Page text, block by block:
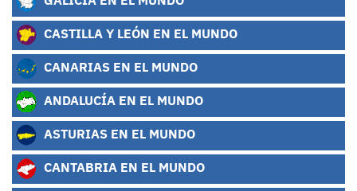
CASTILLA Y LEÓN EN EL MUNDO
CANARIAS EN EL MUNDO
ANDALUCÍA EN EL MUNDO
ASTURIAS EN EL MUNDO
CANTABRIA EN EL MUNDO